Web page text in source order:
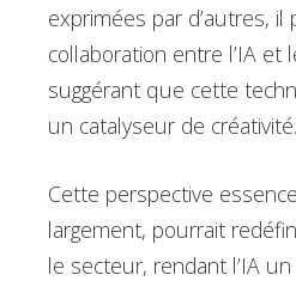
exprimées par d’autres, il
collaboration entre l’IA et
suggérant que cette
un catalyseur de créativité.
Cette perspective
largement, pourrait
le secteur, rendant l’IA